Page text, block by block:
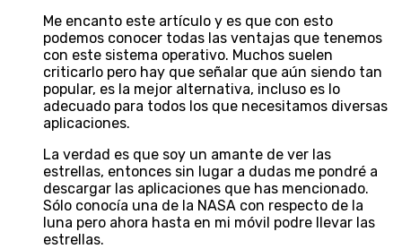
Me encanto este artículo y es que con esto
podemos conocer todas las ventajas que tenemos
con este sistema operativo. Muchos suelen
criticarlo pero hay que señalar que aún siendo tan
popular, es la mejor alternativa, incluso es lo
adecuado para todos los que necesitamos diversas
aplicaciones.
La verdad es que soy un amante de ver las
estrellas, entonces sin lugar a dudas me pondré a
descargar las aplicaciones que has mencionado.
Sólo conocía una de la NASA con respecto de la
luna pero ahora hasta en mi móvil podre llevar las
estrellas.